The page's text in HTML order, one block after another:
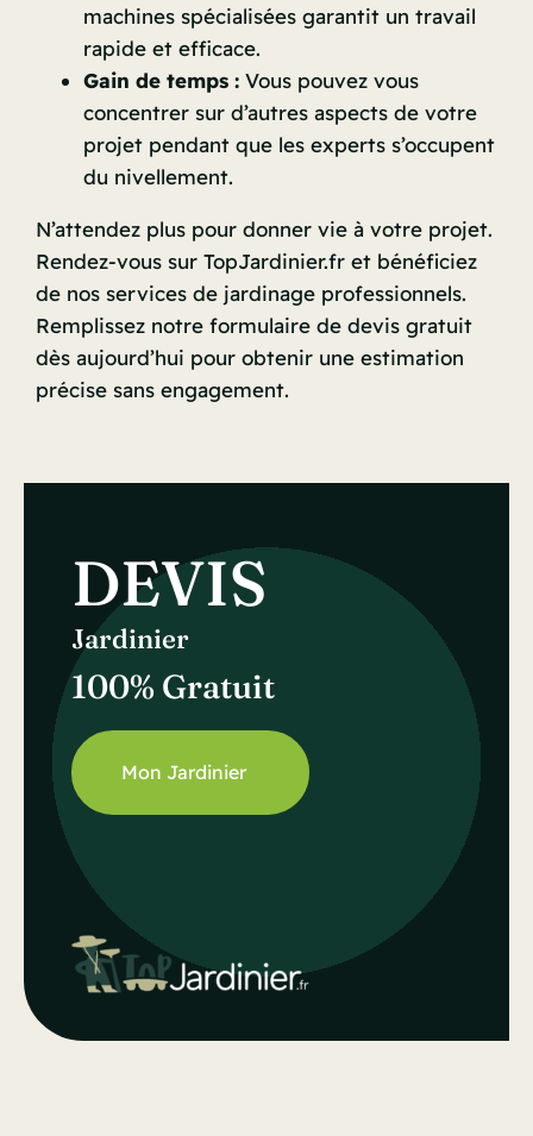
machines spécialisées garantit un travail
rapide et efficace.
Gain de temps :Vous pouvez vous
concentrer sur d’autres aspects de votre
projet pendant que les experts s’occupent
du nivellement.
N’attendez plus pour donner vie à votre projet.
Rendez-vous sur TopJardinier.fr et bénéficiez
de nos services de jardinage professionnels.
Remplissez notre formulaire de devis gratuit
dès aujourd’hui pour obtenir une estimation
précise sans engagement.
DEVIS
Jardinier
100% Gratuit
Mon Jardinier